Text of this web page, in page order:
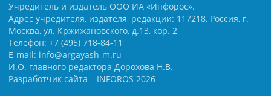
Учредитель и издатель ООО ИА «Инфорос».
Адрес учредителя, издателя, редакции: 117218, Россия, г.
Москва, ул. Кржижановского, д.13, кор. 2
Телефон: +7 (495) 718-84-11
E-mail: info@argayash-m.ru
И.О. главного редактора Дорохова Н.В.
Разработчик сайта – INFOROS 2026